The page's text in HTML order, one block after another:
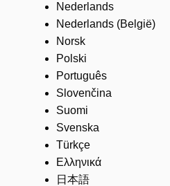
Nederlands
Nederlands (België)
Norsk
Polski
Português
Slovenčina
Suomi
Svenska
Türkçe
Ελληνικά
日本語